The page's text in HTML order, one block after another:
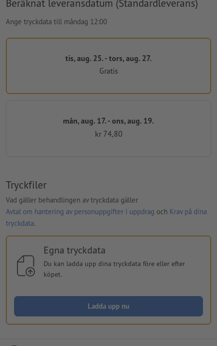
Beräknat leveransdatum (Standardleverans)
Ange tryckdata till måndag 12:00
tis, aug. 25. - tors, aug. 27.
Gratis
mån, aug. 17. - ons, aug. 19.
kr 74,80
Tryckfiler
Vad gäller behandlingen av tryckdata gäller
Avtal om hantering av personuppgifter i uppdrag och Krav på dina
tryckdata.
Egna tryckdata
Du kan ladda upp dina tryckdata före eller efter
köpet.
Ladda upp nu